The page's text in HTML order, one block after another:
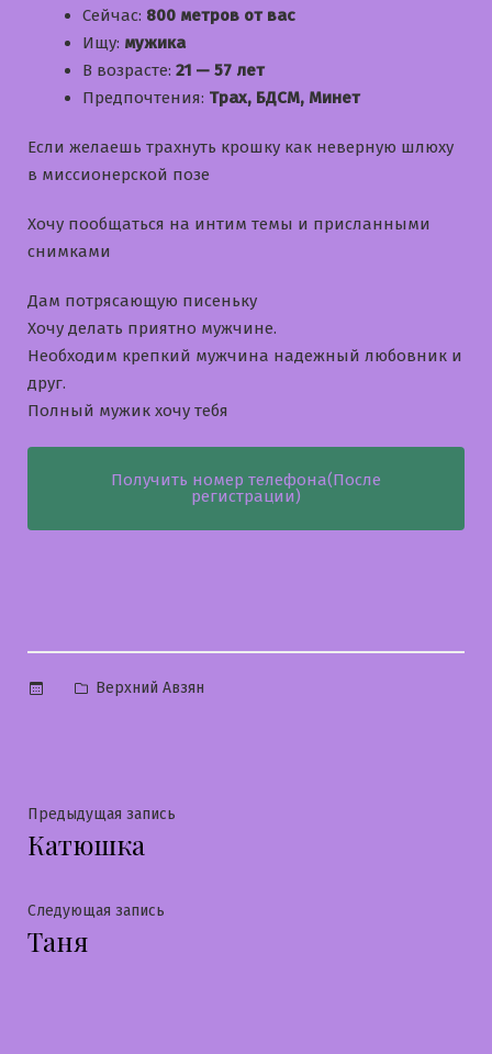
Сейчас: 800 метров от вас
Ищу: мужика
В возрасте: 21 — 57 лет
Предпочтения: Трах, БДСМ, Минет
Если желаешь трахнуть крошку как неверную шлюху
в миссионерской позе
Хочу пообщаться на интим темы и приcланными
снимками
Дам потрясающую писеньку
Хочу делать приятно мужчине.
Необходим крепкий мужчина надежный любовник и
друг.
Полный мужик хочу тебя
Получить номер телефона(После
регистрации)
Опубликовано
Верхний Авзян
Навигация
по
записям
Предыдущая запись
Катюшка
Следующая запись
Таня